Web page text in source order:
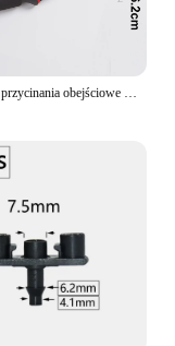
Nożyce do przycinania obejściowe 5/8 maszynki do strzyżenia ogrodu - nożyczki do krojenia roślin z ostrym precyzyjnym uziemieniem stalowym